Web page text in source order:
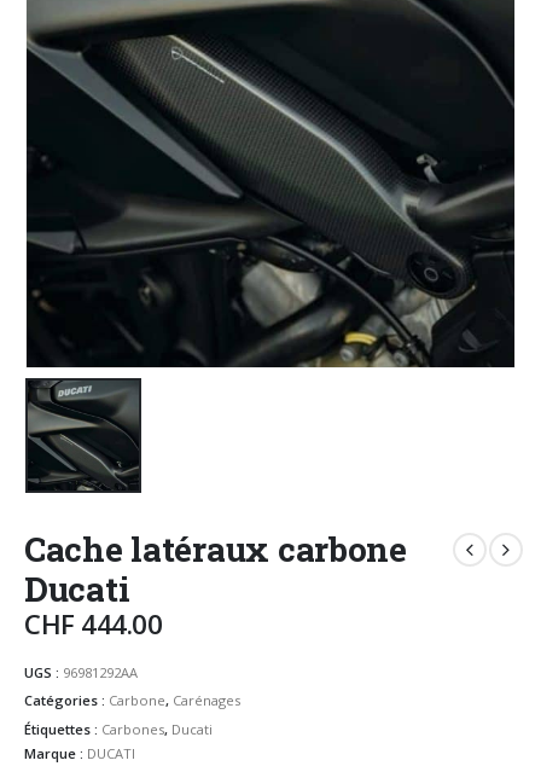
Cache latéraux carbone
Ducati
CHF 444.00
UGS : 96981292AA
Catégories : Carbone, Carénages
Étiquettes : Carbones, Ducati
Marque : DUCATI